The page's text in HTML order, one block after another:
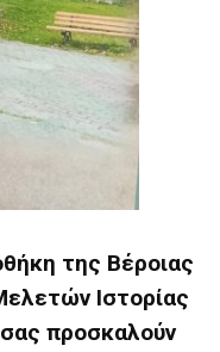
της Βέροιας
Ιστορίας
προσκαλούν